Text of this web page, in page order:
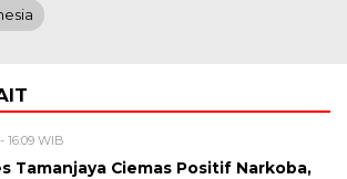
16:09 WIB
Tamanjaya Ciemas Positif Narkoba,